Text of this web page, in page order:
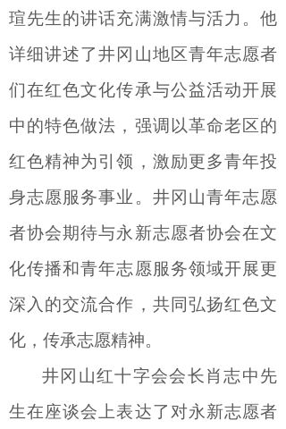
瑄先生的讲话充满激情与活力。他
详细讲述了井冈山地区青年志愿者
们在红色文化传承与公益活动开展
中的特色做法，强调以革命老区的
红色精神为引领，激励更多青年投
身志愿服务事业。 井冈山青年志愿
者协会期待与永新志愿者协会在文
化传播和青年志愿服务领域开展更
深入的交流合作，共同弘扬红色文
化，传承志愿精神。
井冈山红十字会会长肖志中先
生在座谈会上表达了对永新志愿者